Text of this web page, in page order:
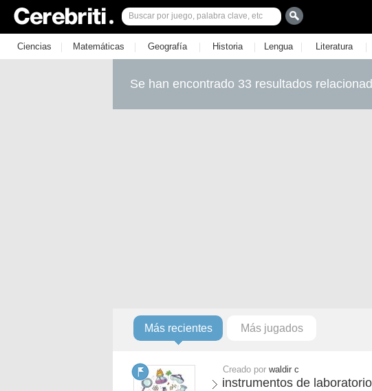
Ciencias | Matemáticas | Geografía | Historia | Lengua | Literatura |
Se han encontrado 33 resultados
Más recientes Más jugados
Creado por waldir c
instrumentos de